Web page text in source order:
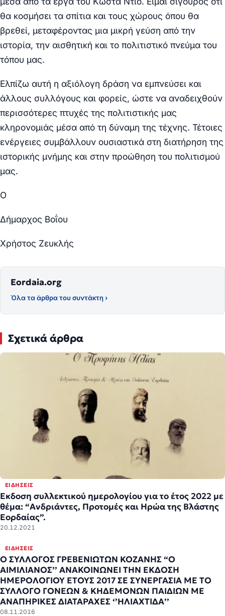
θα κοσμήσει τα σπίτια και τους χώρους όπου θα
βρεθεί, μεταφέροντας μια μικρή γεύση από την
ιστορία, την αισθητική και το πολιτιστικό πνεύμα του
τόπου μας.
Ελπίζω αυτή η αξιόλογη δράση να εμπνεύσει και
άλλους συλλόγους και φορείς, ώστε να αναδειχθούν
περισσότερες πτυχές της πολιτιστικής μας
κληρονομιάς μέσα από τη δύναμη της τέχνης. Τέτοιες
ενέργειες συμβάλλουν ουσιαστικά στη διατήρηση της
ιστορικής μνήμης και στην προώθηση του πολιτισμού
μας.
Ο
Δήμαρχος Βοΐου
Χρήστος Ζευκλής
Eordaia.org
Όλα τα άρθρα του συντάκτη ›
Σχετικά άρθρα
ΕΙΔΉΣΕΙΣ
Έκδοση συλλεκτικού ημερολογίου για το έτος 2022 με
θέμα: “Ανδριάντες, Προτομές και Ηρώα της Βλάστης
Εορδαίας”.
20.12.2021
ΕΙΔΉΣΕΙΣ
Ο ΣΥΛΛΟΓΟΣ ΓΡΕΒΕΝΙΩΤΩΝ ΚΟΖΑΝΗΣ “O
ΑΙΜΙΛΙΑΝΟΣ’’ ΑΝΑΚΟΙΝΩNEI THN ΕΚΔΟΣΗ
ΗΜΕΡΟΛΟΓΙΟΥ ΕΤΟΥΣ 2017 ΣΕ ΣΥΝΕΡΓΑΣΙΑ ΜΕ ΤΟ
ΣΥΛΛΟΓΟ ΓΟΝΕΩΝ & ΚΗΔΕΜΟΝΩΝ ΠΑΙΔΙΩΝ ΜΕ
ΑΝΑΠΗΡΙΚΕΣ ΔΙΑΤΑΡΑΧΕΣ ‘’ΗΛΙΑΧΤΙΔΑ’’
08.11.2016